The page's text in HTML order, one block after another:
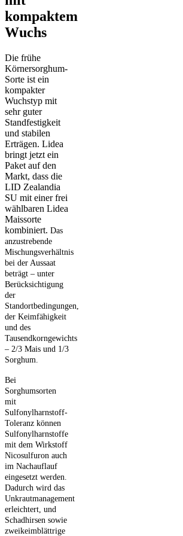
kompaktem
Wuchs
Die frühe
Körnersorghum-
Sorte ist ein
kompakter
Wuchstyp mit
sehr guter
Standfestigkeit
und stabilen
Erträgen. Lidea
bringt jetzt ein
Paket auf den
Markt, dass die
LID Zealandia
SU mit einer frei
wählbaren Lidea
Maissorte
kombiniert. Das
anzustrebende
Mischungsverhältnis
bei der Aussaat
beträgt – unter
Berücksichtigung
der
Standortbedingungen,
der Keimfähigkeit
und des
Tausendkorngewichts
– 2/3 Mais und 1/3
Sorghum.
Bei
Sorghumsorten
mit
Sulfonylharnstoff-
Toleranz können
Sulfonylharnstoffe
mit dem Wirkstoff
Nicosulfuron auch
im Nachauflauf
eingesetzt werden.
Dadurch wird das
Unkrautmanagement
erleichtert, und
Schadhirsen sowie
zweikeimblättrige